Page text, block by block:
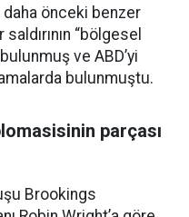
önceki benzer
“bölgesel
ve ABD’yi
bulunmuştu.
parçası
Brookings